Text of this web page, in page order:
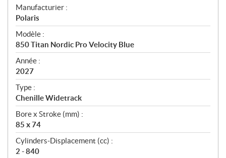
S
p
é
c
i
f
i
c
a
t
i
o
n
s
Manufacturier :
Polaris
Modèle :
850 Titan Nordic Pro Velocity Blue
Année :
2027
Type :
Chenille Widetrack
Bore x Stroke (mm) :
85 x 74
Cylinders-Displacement (cc) :
2 - 840